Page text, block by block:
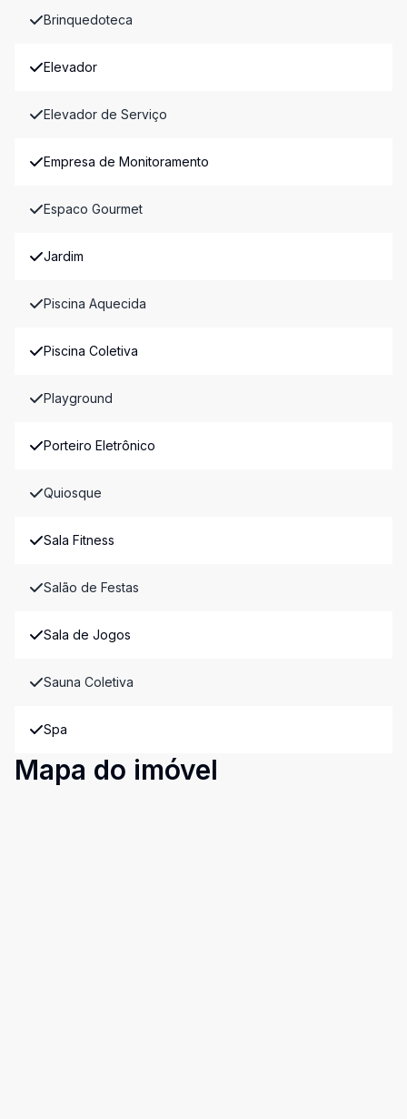
Brinquedoteca
Elevador
Elevador de Serviço
Empresa de Monitoramento
Espaco Gourmet
Jardim
Piscina Aquecida
Piscina Coletiva
Playground
Porteiro Eletrônico
Quiosque
Sala Fitness
Salão de Festas
Sala de Jogos
Sauna Coletiva
Spa
Mapa do imóvel